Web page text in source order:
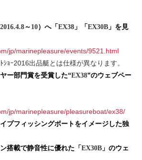
2016.4.8 ～ 10）へ「EX38 」「EX30B 」を見
jp/marinepleasure/events/9521.html
ｼｮｰ2016出品艇とは仕様が異なります。
ー部門賞を受賞した“EX38”のウェブペー
jp/marinepleasure/pleasureboat/ex38/
プフィッシングボートをイメージした独
搭載で静音性に優れた「EX30B 」のウェ